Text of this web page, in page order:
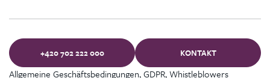
+420 702 222 000 KONTAKT
Allgemeine Geschäftsbedingungen, GDPR, Whistleblowers